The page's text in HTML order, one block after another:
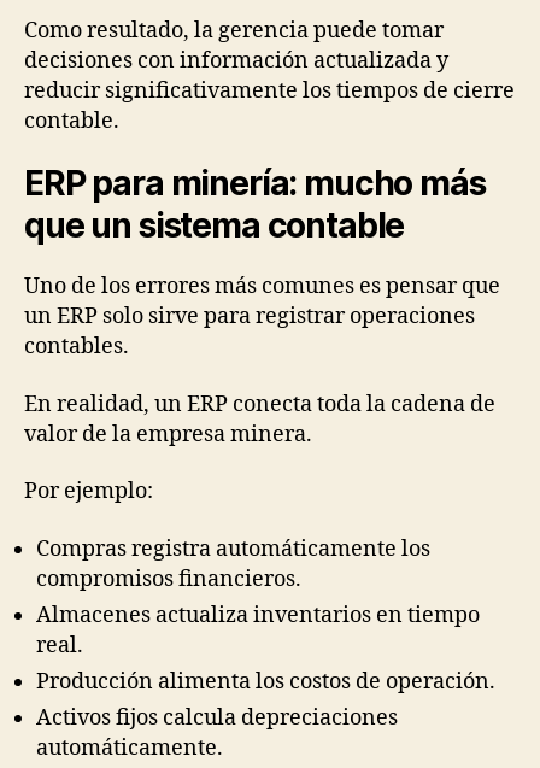
Como resultado, la gerencia puede tomar
decisiones con información actualizada y
reducir significativamente los tiempos de cierre
contable.
ERP para minería: mucho más
que un sistema contable
Uno de los errores más comunes es pensar que
un ERP solo sirve para registrar operaciones
contables.
En realidad, un ERP conecta toda la cadena de
valor de la empresa minera.
Por ejemplo:
Compras registra automáticamente los
compromisos financieros.
Almacenes actualiza inventarios en tiempo
real.
Producción alimenta los costos de operación.
Activos fijos calcula depreciaciones
automáticamente.